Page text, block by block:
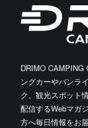
DRIMO CAMPING
ングカーやバンラ
ク、観光スポット
配信するWebマガ
方へ毎日情報をお